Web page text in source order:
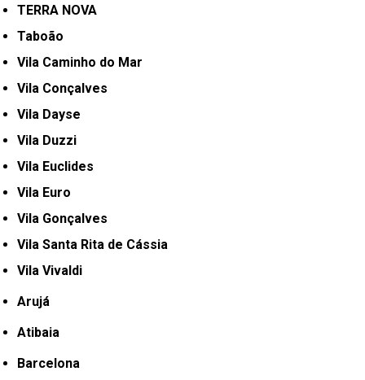
TERRA NOVA
Taboão
Vila Caminho do Mar
Vila Conçalves
Vila Dayse
Vila Duzzi
Vila Euclides
Vila Euro
Vila Gonçalves
Vila Santa Rita de Cássia
Vila Vivaldi
Arujá
Atibaia
Barcelona